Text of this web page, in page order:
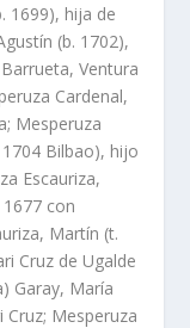
1699), hija de
(b. 1702),
Ventura
Cardenal,
Mesperuza
Bilbao), hijo
Escauriza,
con
Martí­n (t.
Cruz de Ugalde
Garay, Marí­a
Mesperuza